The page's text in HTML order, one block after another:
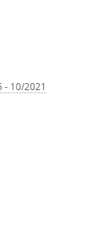
- 10/2021